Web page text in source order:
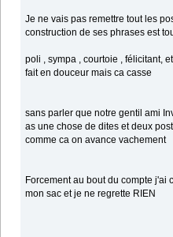
Je ne vais pas remettre tout les
construction de ses phrases est
poli , sympa , courtoie , félicitant,
fait en douceur mais ca casse
sans parler que notre gentil ami
as une chose de dites et deux
comme ca on avance vachement
Forcement au bout du compte j'ai
mon sac et je ne regrette RIEN